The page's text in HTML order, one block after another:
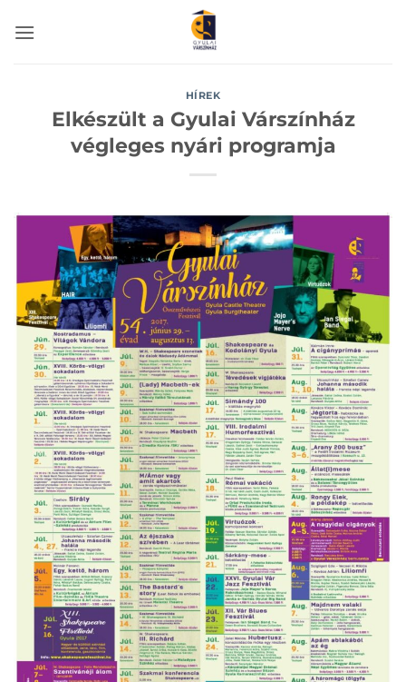
HÍREK
Elkészült a Gyulai Várszínház
végleges nyári programja